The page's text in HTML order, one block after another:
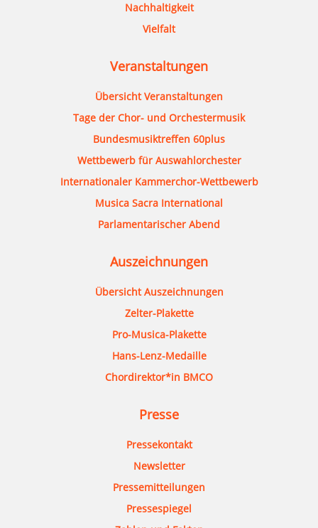
Nachhaltigkeit
Vielfalt
Veranstaltungen
Übersicht Veranstaltungen
Tage der Chor- und Orchestermusik
Bundesmusiktreffen 60plus
Wettbewerb für Auswahlorchester
Internationaler Kammerchor-Wettbewerb
Musica Sacra International
Parlamentarischer Abend
Auszeichnungen
Übersicht Auszeichnungen
Zelter-Plakette
Pro-Musica-Plakette
Hans-Lenz-Medaille
Chordirektor*in BMCO
Presse
Pressekontakt
Newsletter
Pressemitteilungen
Pressespiegel